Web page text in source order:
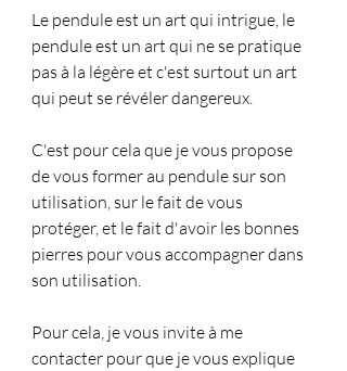
Le pendule est un art qui intrigue, le
pendule est un art qui ne se pratique
pas à la légère et c'est surtout un art
qui peut se révéler dangereux.
C'est pour cela que je vous propose
de vous former au pendule sur son
utilisation, sur le fait de vous
protéger, et le fait d'avoir les bonnes
pierres pour vous accompagner dans
son utilisation.
Pour cela, je vous invite à me
contacter pour que je vous explique